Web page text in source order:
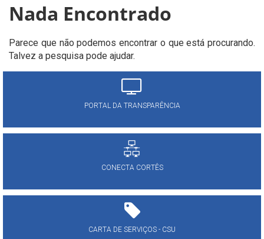
Nada Encontrado
Parece que não podemos encontrar o que está procurando.
Talvez a pesquisa pode ajudar.
PORTAL DA TRANSPARÊNCIA
CONECTA CORTÊS
CARTA DE SERVIÇOS - CSU